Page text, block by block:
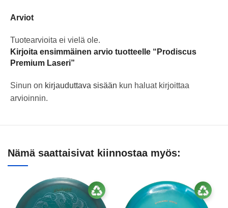
Arviot
Tuotearvioita ei vielä ole.
Kirjoita ensimmäinen arvio tuotteelle “Prodiscus
Premium Laseri”
Sinun on kirjauduttava sisään kun haluat kirjoittaa
arvioinnin.
Nämä saattaisivat kiinnostaa myös: